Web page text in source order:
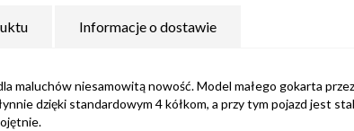
Informacje o dostawie
maluchów niesamowitą nowość. Model małego gokarta
dzięki standardowym 4 kółkom, a przy tym pojazd jest